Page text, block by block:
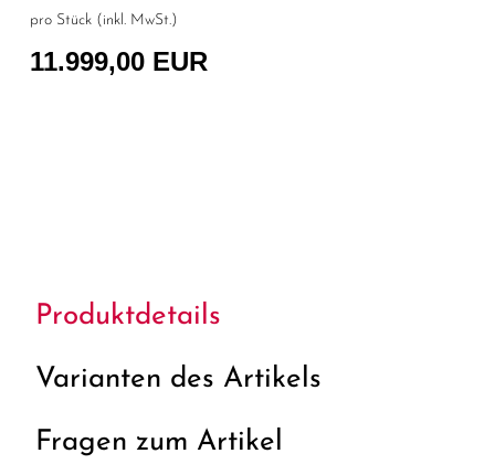
pro Stück (inkl. MwSt.)
11.999,00 EUR
Produktdetails
Varianten des Artikels
Fragen zum Artikel